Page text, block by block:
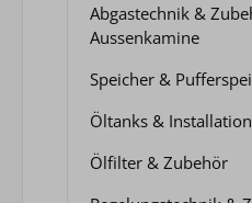
Abgastechnik &
Aussenkamine
Speicher &
Öltanks & Installation
Ölfilter & Zubehör